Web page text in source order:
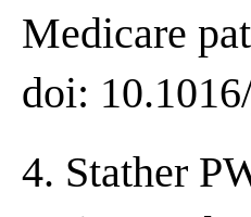
Medicare
doi:
4. Stather